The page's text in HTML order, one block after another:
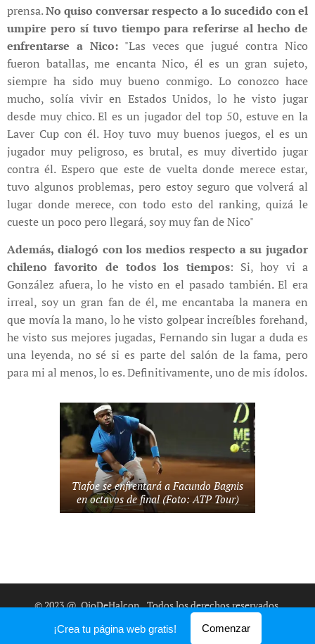
prensa.No quiso conversar respecto a lo sucedido con el
umpire pero sí tuvo tiempo para referirse al hecho de
enfrentarse a Nico:"Las veces que jugué contra Nico
fueron batallas, me encanta Nico, él es un gran sujeto,
siempre ha sido muy bueno conmigo. Lo conozco hace
mucho, solía vivir en Estados Unidos, lo he visto jugar
desde muy chico. El es un jugador del top 50, estuve en la
Laver Cup con él. Hoy tuvo muy buenos juegos, el es un
jugador muy peligroso, es brutal, es muy divertido jugar
contra él. Espero que este de vuelta donde merece estar,
tuvo algunos problemas, pero estoy seguro que volverá al
lugar donde merece, con todo esto del ranking, quizá le
cueste un poco pero llegará, soy muy fan de Nico"
Además, dialogó con los medios respecto a su jugador
chileno favorito de todos los tiempos: Si, hoy vi a
González afuera, lo he visto en el pasado también. El era
irreal, soy un gran fan de él, me encantaba la manera en
que movía la mano, lo he visto golpear increíbles forehand,
he visto sus mejores jugadas, Fernando sin lugar a duda es
una leyenda, no sé si es parte del salón de la fama, pero
para mi al menos, lo es. Definitivamente, uno de mis ídolos.
Tiafoe se enfrentará a Facundo Bagnis
en octavos de final (Foto: ATP Tour)
© 2023 @_OjoDeHalcon.Todos los derechos reservados.
Creado conWebnode
¡Crea tu página web gratis! Comenzar